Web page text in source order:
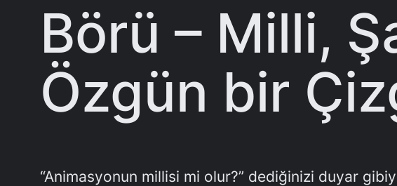
Börü – Milli,
Özgün bir
“Animasyonun millisi mi olur?” dediğinizi duyar